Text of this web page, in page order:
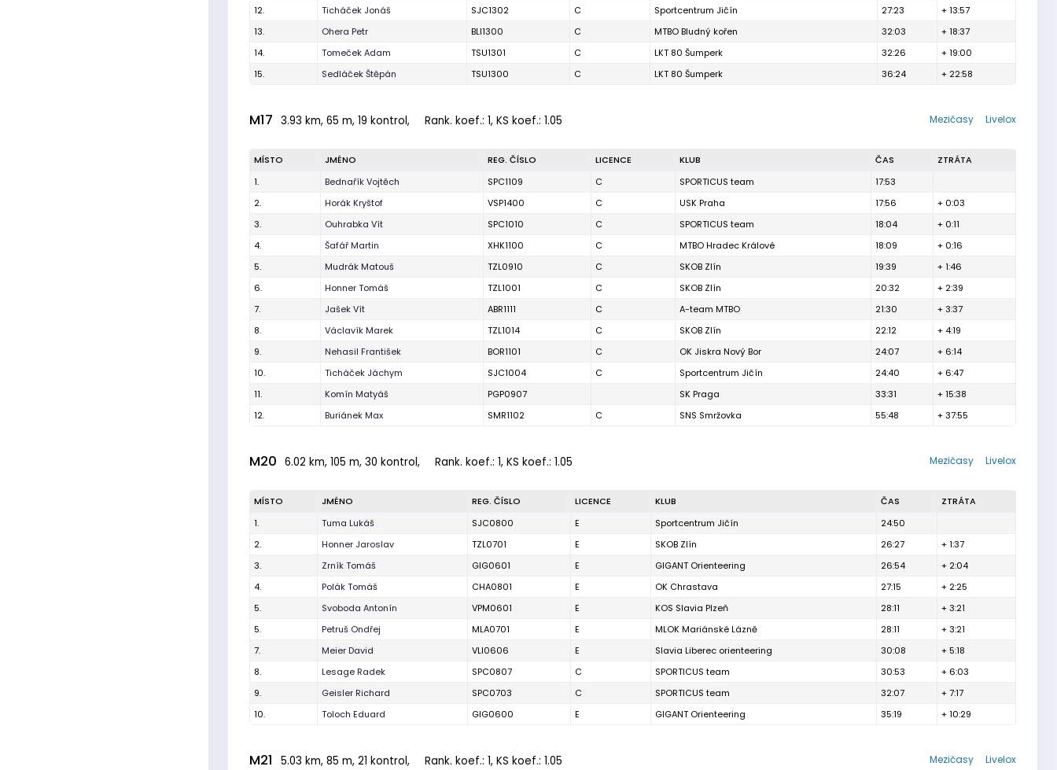
12.
Ticháček Jonáš SJC1302 C Sportcentrum Jičín 27:23
+ 13:57
13.
Ohera Petr BLI1300 C MTBO Bludný kořen 32:03
+ 18:37
14.
Tomeček Adam TSU1301 C LKT 80 Šumperk 32:26
+ 19:00
15.
Sedláček Štěpán TSU1300 C LKT 80 Šumperk 36:24 + 22:58
M17 3.93 km, 65 m, 19 kontrol, Rank. koef.: 1, KS koef.: 1.05 Livelox
Mezičasy
MÍSTO JMÉNO REG. ČÍSLO LICENCE KLUB ČAS
ZTRÁTA
1.
Bednařík Vojtěch SPC1109 C SPORTICUS team
17:53
2.
Horák Kryštof VSP1400 C USK Praha 17:56
+ 0:03
3.
Ouhrabka Vít SPC1010 C SPORTICUS team 18:04
+ 0:11
4.
Šafář Martin XHK1100 C MTBO Hradec Králové 18:09
+ 0:16
5.
Mudrák Matouš TZL0910 C SKOB Zlín 19:39
+ 1:46
6.
Honner Tomáš TZL1001 C SKOB Zlín 20:32
+ 2:39
7.
Jašek Vít ABR1111 C A-team MTBO 21:30
+ 3:37
8.
Václavík Marek TZL1014 C SKOB Zlín 22:12
+ 4:19
9.
Nehasil František BOR1101 C OK Jiskra Nový Bor 24:07
+ 6:14
10.
Ticháček Jáchym SJC1004 C Sportcentrum Jičín 24:40
+ 6:47
11.
Komín Matyáš PGP0907 SK Praga 33:31
+ 15:38
12.
Buriánek Max SMR1102 C SNS Smržovka 55:48 + 37:55
M20 6.02 km, 105 m, 30 kontrol, Rank. koef.: 1, KS koef.: 1.05 Livelox
Mezičasy
MÍSTO JMÉNO REG. ČÍSLO LICENCE KLUB ČAS
ZTRÁTA
1.
Tuma Lukáš SJC0800 E Sportcentrum Jičín
24:50
2.
Honner Jaroslav TZL0701 E SKOB Zlín 26:27
+ 1:37
3.
Zrník Tomáš GIG0601 E GIGANT Orienteering 26:54
+ 2:04
4.
Polák Tomáš CHA0801 E OK Chrastava 27:15
+ 2:25
5.
Svoboda Antonín VPM0601 E KOS Slavia Plzeň 28:11
+ 3:21
5.
Petruš Ondřej MLA0701 E MLOK Mariánské Lázně 28:11
+ 3:21
7.
Meier David VLI0606 E Slavia Liberec orienteering 30:08
+ 5:18
8.
Lesage Radek SPC0807 C SPORTICUS team 30:53
+ 6:03
9.
Geisler Richard SPC0703 C SPORTICUS team 32:07
+ 7:17
10.
Toloch Eduard GIG0600 E GIGANT Orienteering 35:19 + 10:29
M21 5.03 km, 85 m, 21 kontrol, Rank. koef.: 1, KS koef.: 1.05 Livelox
Mezičasy